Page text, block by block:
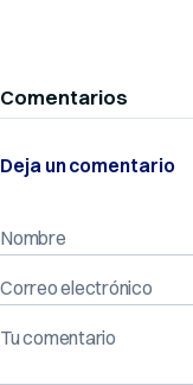
Comentarios
Deja un comentario
Nombre
Correo electrónico
Tu comentario